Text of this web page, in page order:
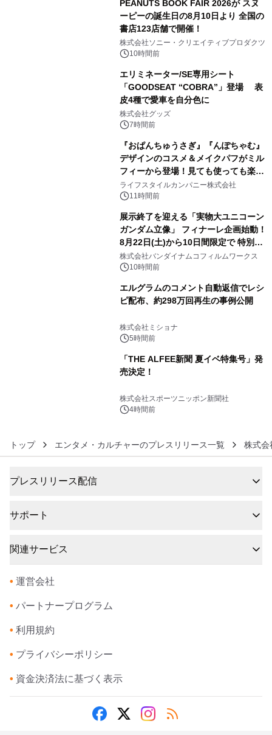
PEANUTS BOOK FAIR 2026が スヌ
ーピーの誕生日の8月10日より 全国の
書店123店舗で開催！
株式会社ソニー・クリエイティブプロダクツ
10時間前
エリミネーター/SE専用シート
「GOODSEAT “COBRA”」登場 表
皮4種で愛車を自分色に
株式会社グッズ
7時間前
『おぱんちゅうさぎ』『んぽちゃむ』
デザインのコスメ＆メイクパフがミル
フィーから登場！見ても使っても楽し
い、ポップでキュートなコレクショ
ン。
ライフスタイルカンパニー株式会社
11時間前
展示終了を迎える「実物大ユニコーン
ガンダム立像」 フィナーレ企画始動！
8月22日(土)から10日間限定で 特別映
像『UNICORN GUNDAM Statue ―
BEYOND POSSIBILITY ―』を上映！
株式会社バンダイナムコフィルムワークス
10時間前
エルグラムのコメント自動返信でレシ
ピ配布、約298万回再生の事例公開
株式会社ミショナ
5時間前
「THE ALFEE新聞 夏イベ特集号」発
売決定！
株式会社スポーツニッポン新聞社
4時間前
トップ エンタメ・カルチャーのプレスリリース一覧 株式会
プレスリリース配信
サポート
関連サービス
• 運営会社
• パートナープログラム
• 利用規約
• プライバシーポリシー
• 資金決済法に基づく表示